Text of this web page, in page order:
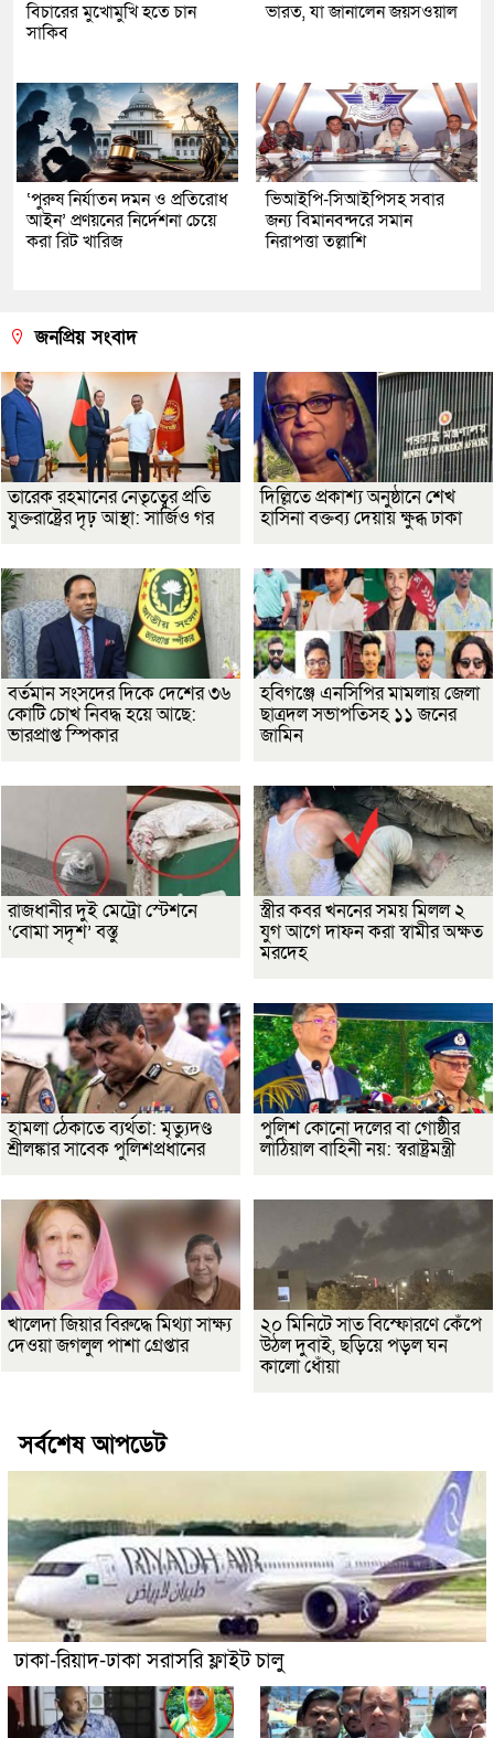
বিচারের মুখোমুখি হতে চান
সাকিব
ভারত, যা জানালেন জয়সওয়াল
‘পুরুষ নির্যাতন দমন ও প্রতিরোধ
আইন’ প্রণয়নের নির্দেশনা চেয়ে
করা রিট খারিজ
ভিআইপি-সিআইপিসহ সবার
জন্য বিমানবন্দরে সমান
নিরাপত্তা তল্লাশি
জনপ্রিয় সংবাদ
তারেক রহমানের নেতৃত্বের প্রতি
যুক্তরাষ্ট্রের দৃঢ় আস্থা: সার্জিও গর
দিল্লিতে প্রকাশ্য অনুষ্ঠানে শেখ
হাসিনা বক্তব্য দেয়ায় ক্ষুব্ধ ঢাকা
বর্তমান সংসদের দিকে দেশের ৩৬
কোটি চোখ নিবদ্ধ হয়ে আছে:
ভারপ্রাপ্ত স্পিকার
হবিগঞ্জে এনসিপির মামলায় জেলা
ছাত্রদল সভাপতিসহ ১১ জনের
জামিন
রাজধানীর দুই মেট্রো স্টেশনে
‘বোমা সদৃশ’ বস্তু
স্ত্রীর কবর খননের সময় মিলল ২
যুগ আগে দাফন করা স্বামীর অক্ষত
মরদেহ
হামলা ঠেকাতে ব্যর্থতা: মৃত্যুদণ্ড
শ্রীলঙ্কার সাবেক পুলিশপ্রধানের
পুলিশ কোনো দলের বা গোষ্ঠীর
লাঠিয়াল বাহিনী নয়: স্বরাষ্ট্রমন্ত্রী
খালেদা জিয়ার বিরুদ্ধে মিথ্যা সাক্ষ্য
দেওয়া জগলুল পাশা গ্রেপ্তার
২০ মিনিটে সাত বিস্ফোরণে কেঁপে
উঠল দুবাই, ছড়িয়ে পড়ল ঘন
কালো ধোঁয়া
সর্বশেষ আপডেট
ঢাকা-রিয়াদ-ঢাকা সরাসরি ফ্লাইট চালু